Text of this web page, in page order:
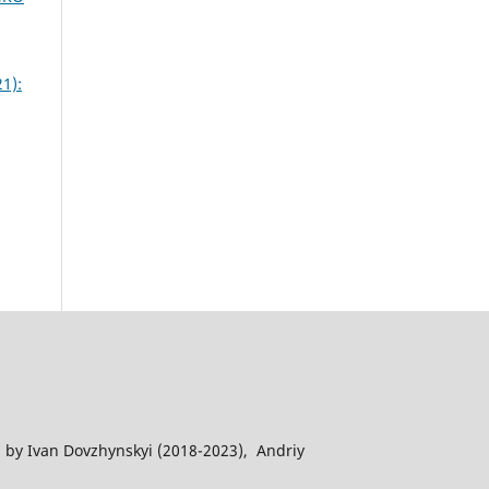
Ivan Dovzhynskyi (2018-2023), Andriy